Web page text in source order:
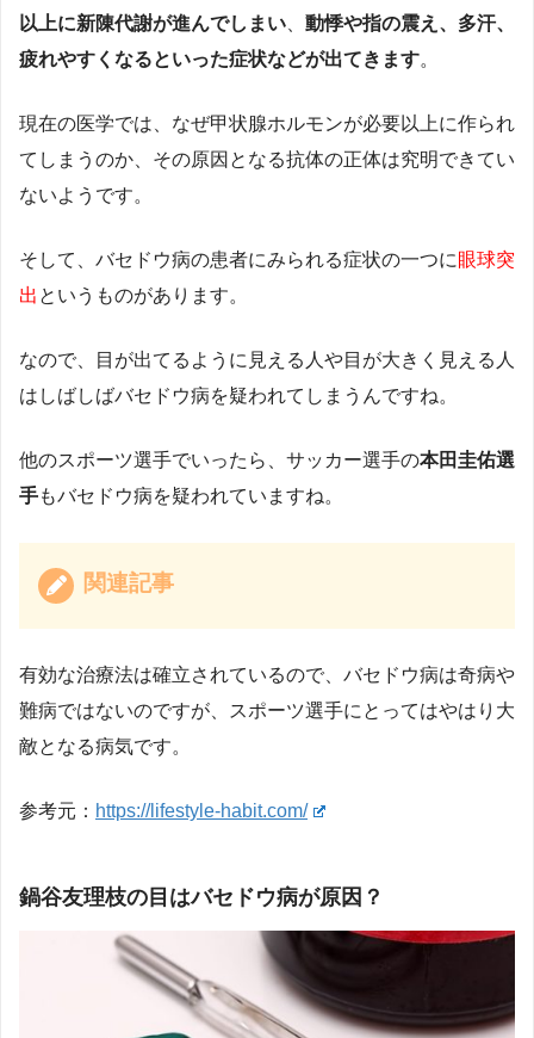
以上に新陳代謝が進んでしまい、 動悸や指の震え、多汗、
疲れやすくなるといった症状などが出てきます。
現在の医学では、なぜ甲状腺ホルモンが必要以上に作られ
てしまうのか、その原因となる抗体の正体は究明できてい
ないようです。
そして、バセドウ病の患者にみられる症状の一つに眼球突
出 というものがあります。
なので、目が出てるように見える人や目が大きく見える人
はしばしばバセドウ病を疑われてしまうんですね。
他のスポーツ選手でいったら、サッカー選手の本田圭佑選
手もバセドウ病を疑われていますね。
関連記事
有効な治療法は確立されているので、バセドウ病は奇病や
難病ではないのですが、スポーツ選手にとってはやはり大
敵となる病気です。
参考元： https://lifestyle-habit.com/
鍋谷友理枝の目はバセドウ病が原因？